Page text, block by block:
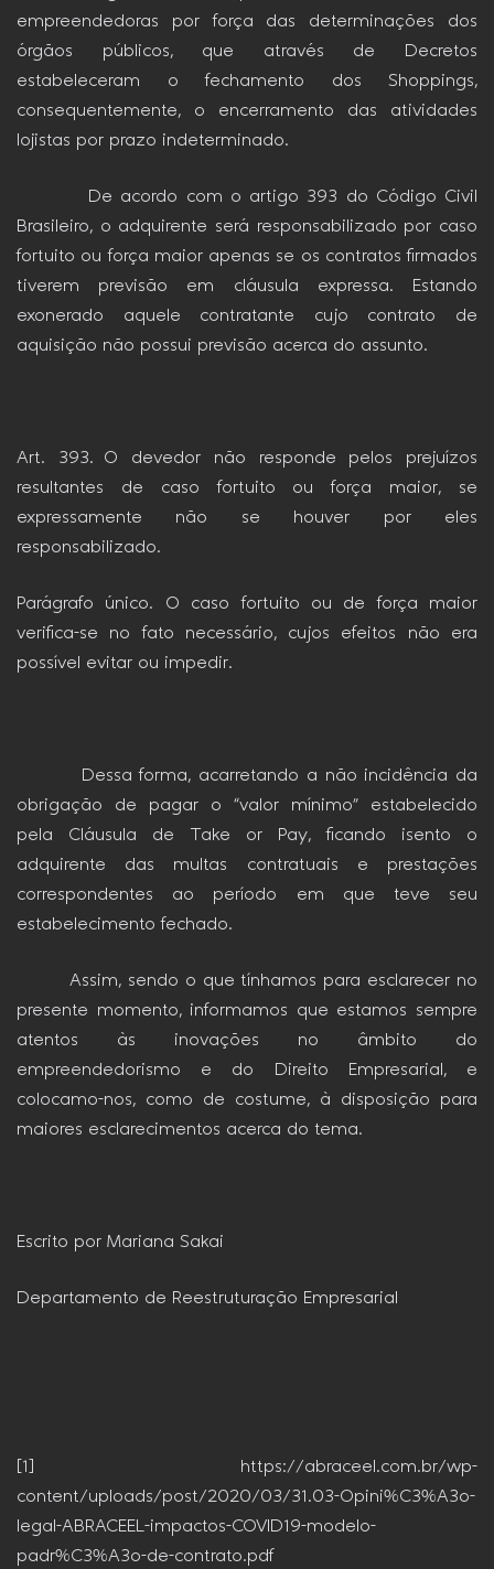
empreendedoras por força das determinações dos
órgãos públicos, que através de Decretos
estabeleceram o fechamento dos Shoppings,
consequentemente, o encerramento das atividades
lojistas por prazo indeterminado.
De acordo com o artigo 393 do Código Civil
Brasileiro, o adquirente será responsabilizado por caso
fortuito ou força maior apenas se os contratos firmados
tiverem previsão em cláusula expressa. Estando
exonerado aquele contratante cujo contrato de
aquisição não possui previsão acerca do assunto.
Art. 393. O devedor não responde pelos prejuízos
resultantes de caso fortuito ou força maior, se
expressamente não se houver por eles
responsabilizado.
Parágrafo único. O caso fortuito ou de força maior
verifica-se no fato necessário, cujos efeitos não era
possível evitar ou impedir.
Dessa forma, acarretando a não incidência da
obrigação de pagar o “valor mínimo” estabelecido
pela Cláusula de Take or Pay, ficando isento o
adquirente das multas contratuais e prestações
correspondentes ao período em que teve seu
estabelecimento fechado.
Assim, sendo o que tínhamos para esclarecer no
presente momento, informamos que estamos sempre
atentos às inovações no âmbito do
empreendedorismo e do Direito Empresarial, e
colocamo-nos, como de costume, à disposição para
maiores esclarecimentos acerca do tema.
Escrito por Mariana Sakai
Departamento de Reestruturação Empresarial
[1] https://abraceel.com.br/wp-
content/uploads/post/2020/03/31.03-Opini%C3%A3o-
legal-ABRACEEL-impactos-COVID19-modelo-
padr%C3%A3o-de-contrato.pdf